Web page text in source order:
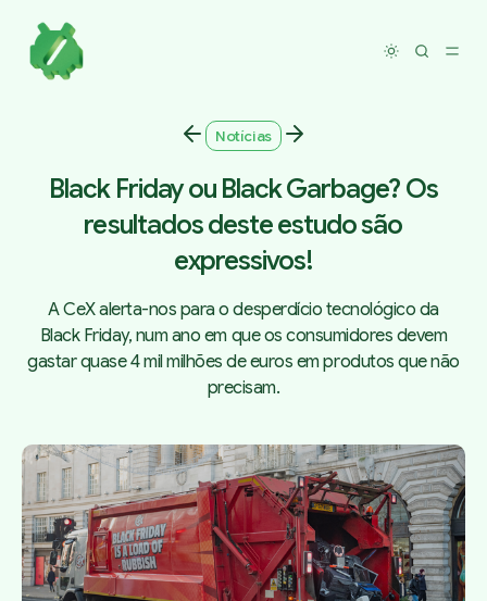
Toggle
Notícias
Black Friday ou Black Garbage? Os
resultados deste estudo são
expressivos!
A CeX alerta-nos para o desperdício tecnológico da
Black Friday, num ano em que os consumidores devem
gastar quase 4 mil milhões de euros em produtos que não
precisam.